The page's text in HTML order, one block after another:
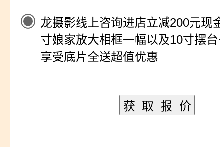
龙摄影线上咨询进店立减200元现
寸娘家放大相框一幅以及10寸摆
享受底片全送超值优惠